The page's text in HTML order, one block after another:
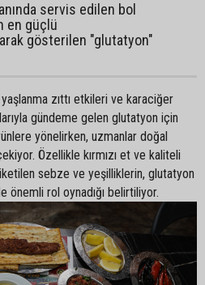
servis edilen bol
en güçlü
gösterilen "glutatyon"
yaşlanma zıttı etkileri ve karaciğer
gündeme gelen glutatyon için
yönelirken, uzmanlar doğal
Özellikle kırmızı et ve kaliteli
sebze ve yeşilliklerin, glutatyon
rol oynadığı belirtiliyor.